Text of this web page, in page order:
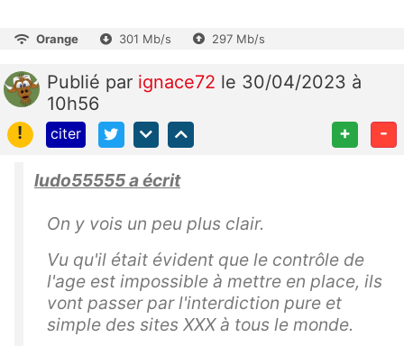
Orange 301 Mb/s 297 Mb/s
Publié par ignace72 le 30/04/2023 à
10h56
!
citer + -
ludo55555 a écrit
On y vois un peu plus clair.
Vu qu'il était évident que le contrôle de
l'age est impossible à mettre en place, ils
vont passer par l'interdiction pure et
simple des sites XXX à tous le monde.